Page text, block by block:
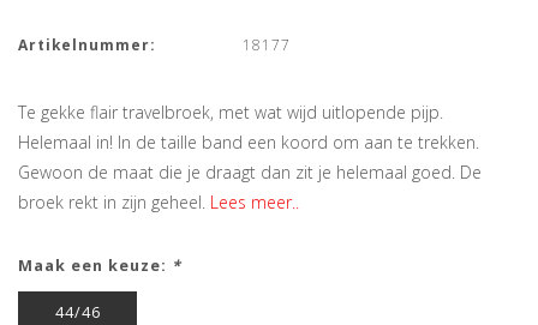
Artikelnummer: 18177
Te gekke flair travelbroek, met wat wijd uitlopende pijp.
Helemaal in! In de taille band een koord om aan te trekken.
Gewoon de maat die je draagt dan zit je helemaal goed. De
broek rekt in zijn geheel. Lees meer..
Maak een keuze: *
44/46